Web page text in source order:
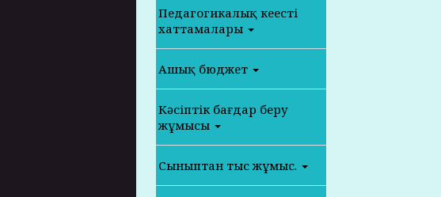
Педагогикалық кеңестің
хаттамалары
Ашық бюджет
Кәсіптік бағдар беру
жұмысы
Сыныптан тыс жұмыс.